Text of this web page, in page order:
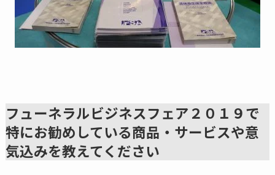
フューネラルビジネスフェア２０１９で
特にお勧めしている商品・サービスや意
気込みを教えてください